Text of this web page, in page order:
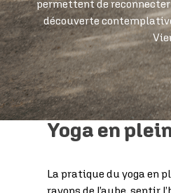
permettent de reconnecter
découverte
Yoga en
La pratique du yoga en
rayons de l’aube, sentir